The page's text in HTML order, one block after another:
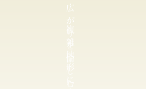
広
が
り
を
愉
し
複
雑
地
形